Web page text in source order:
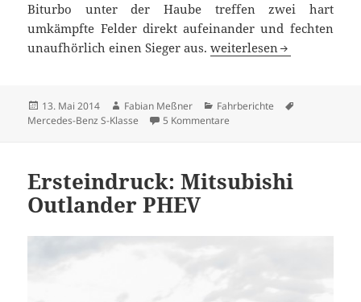
Biturbo unter der Haube treffen zwei hart
umkämpfte Felder direkt aufeinander und fechten
unaufhörlich einen Sieger aus.Mercedes S63 AMG
weiterlesen
Veröffentlicht
am
13. Mai 2014 Autor
Fabian Meßner Kategorien
Fahrberichte
Mercedes-Benz S-Klasse
5 Kommentare
Ersteindruck: Mitsubishi
Outlander PHEV